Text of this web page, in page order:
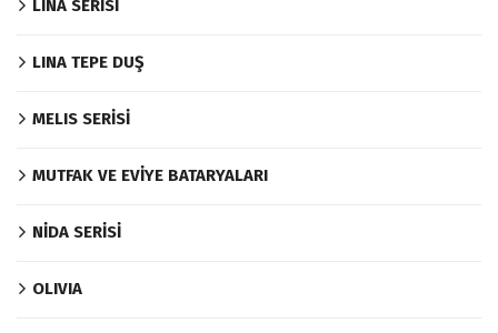
LİNA SERİSİ
LINA TEPE DUŞ
MELIS SERİSİ
MUTFAK VE EVİYE BATARYALARI
NİDA SERİSİ
OLIVIA